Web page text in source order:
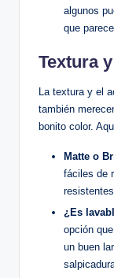
algunos
que
Textura
La textura y el
también
bonito color.
Matte o
fáciles de
¿Es
opción
un buen